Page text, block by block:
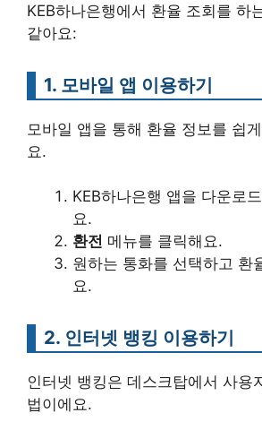
KEB하나은행에서 환율 조회를 하
같아요:
1. 모바일 앱 이용하기
모바일 앱을 통해 환율 정보를 쉽
요.
KEB하나은행 앱을 다운로
요.
환전 메뉴를 클릭해요.
원하는 통화를 선택하고 환
요.
2. 인터넷 뱅킹 이용하기
인터넷 뱅킹은 데스크탑에서 사용
법이에요.